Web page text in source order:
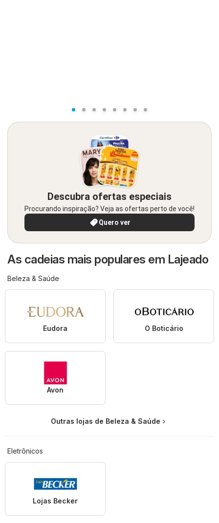
Descubra ofertas especiais
Procurando inspiração? Veja as ofertas perto de você!
Quero ver
As cadeias mais populares em Lajeado
Beleza & Saúde
Eudora O Boticário
Avon
Outras lojas de Beleza & Saúde
Eletrônicos
Lojas Becker